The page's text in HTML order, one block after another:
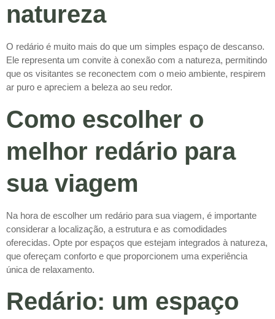
natureza
O redário é muito mais do que um simples espaço de descanso.
Ele representa um convite à conexão com a natureza, permitindo
que os visitantes se reconectem com o meio ambiente, respirem
ar puro e apreciem a beleza ao seu redor.
Como escolher o
melhor redário para
sua viagem
Na hora de escolher um redário para sua viagem, é importante
considerar a localização, a estrutura e as comodidades
oferecidas. Opte por espaços que estejam integrados à natureza,
que ofereçam conforto e que proporcionem uma experiência
única de relaxamento.
Redário: um espaço